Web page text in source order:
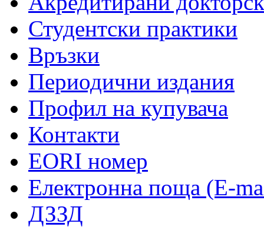
Студентски практики
Връзки
Периодични издания
Профил на купувача
Контакти
EORI номер
Електронна поща (E-
ДЗЗД